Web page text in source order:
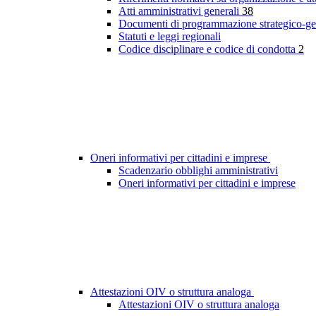
Atti amministrativi generali 38
Documenti di programmazione strategico-
Statuti e leggi regionali
Codice disciplinare e codice di condotta 2
Oneri informativi per cittadini e imprese
Scadenzario obblighi amministrativi
Oneri informativi per cittadini e imprese
Attestazioni OIV o struttura analoga
Attestazioni OIV o struttura analoga